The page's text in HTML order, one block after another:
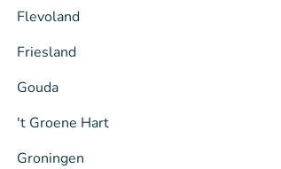
Flevoland
Friesland
Gouda
't Groene Hart
Groningen